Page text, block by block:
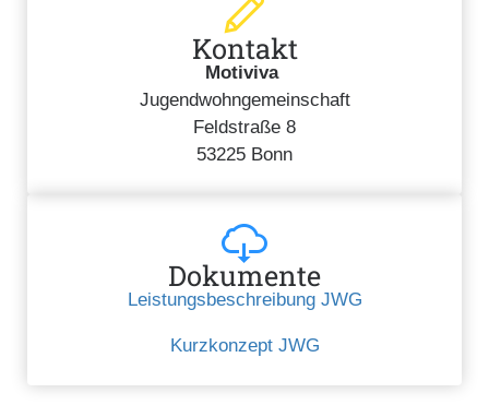
Kontakt
Motiviva
Jugendwohngemeinschaft
Feldstraße 8
53225 Bonn
Dokumente
Leistungsbeschreibung JWG
Kurzkonzept JWG